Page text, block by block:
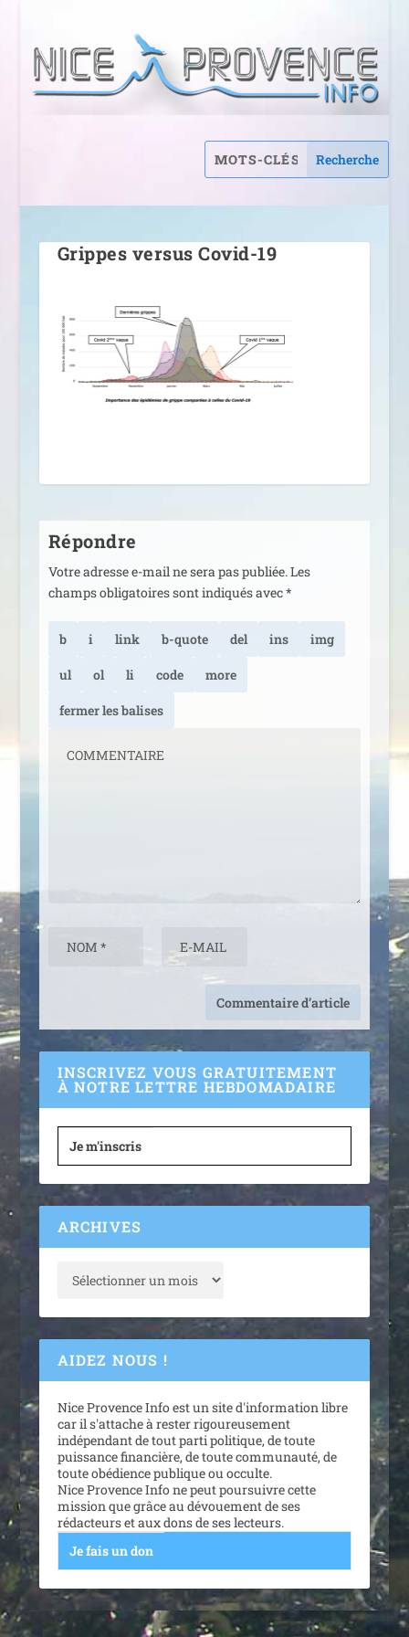
Grippes versus Covid-19
Répondre
Votre adresse e-mail ne sera pas publiée.Les
champs obligatoires sont indiqués avec*
INSCRIVEZ VOUS GRATUITEMENT
À NOTRE LETTRE HEBDOMADAIRE
Je m'inscris
ARCHIVES
AIDEZ NOUS !
Nice Provence Info est un site d'information libre
car il s'attache à rester rigoureusement
indépendant de tout parti politique, de toute
puissance financière, de toute communauté, de
toute obédience publique ou occulte.
Nice Provence Info ne peut poursuivre cette
mission que grâce au dévouement de ses
rédacteurs et aux dons de ses lecteurs.
Je fais un don